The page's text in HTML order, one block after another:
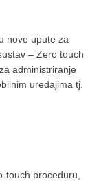
nove upute za
– Zero touch
administriranje
uređajima tj.
touch proceduru,